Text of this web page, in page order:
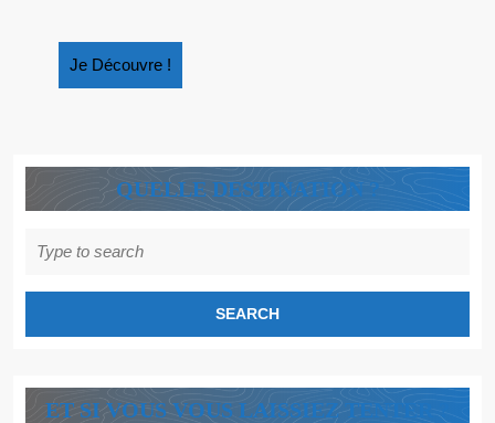
Je Découvre !
Découvre
QUELLE DESTINATION ?
for:
ET SI VOUS VOUS LAISSIEZ TENTER ?